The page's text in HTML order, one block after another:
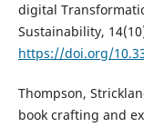
digital
Sustainability,
https://doi.org/
Thompson,
book crafting and